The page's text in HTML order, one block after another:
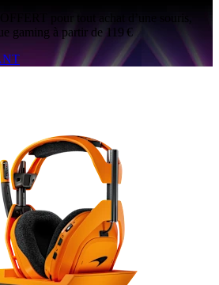
pour tout achat d’une souris,
gaming à partir de 119 €